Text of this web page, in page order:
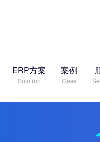
ERP方案
Solution
案例
Case